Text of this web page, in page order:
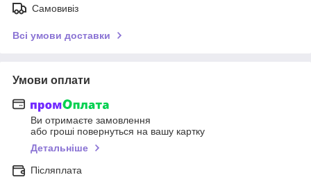
Самовивіз
Всі умови доставки
Умови оплати
Ви отримаєте замовлення
або гроші повернуться на вашу картку
Детальніше
Післяплата